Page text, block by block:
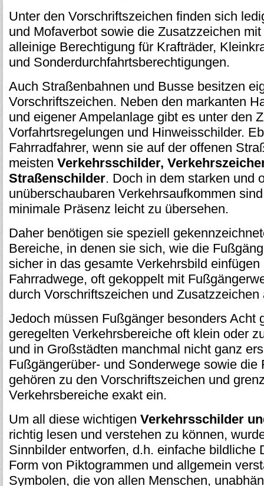
Unter den Vorschriftszeichen finden sich
und Mofaverbot sowie die Zusatzzeichen
alleinige Berechtigung für Krafträder,
und Sonderdurchfahrtsberechtigungen.
Auch Straßenbahnen und Busse besitzen
Vorschriftszeichen. Neben den markanten
und eigener Ampelanlage gibt es unter den
Vorfahrtsregelungen und Hinweisschilder.
Fahrradfahrer, wenn sie auf der offenen
meisten Verkehrsschilder,
Straßenschilder. Doch in dem starken und
unüberschaubaren Verkehrsaufkommen
minimale Präsenz leicht zu übersehen.
Daher benötigen sie speziell
Bereiche, in denen sie sich, wie die
sicher in das gesamte Verkehrsbild einfügen
Fahrradwege, oft gekoppelt mit
durch Vorschriftszeichen und Zusatzzeichen
Jedoch müssen Fußgänger besonders Acht
geregelten Verkehrsbereiche oft klein oder
und in Großstädten manchmal nicht ganz
Fußgängerüber- und Sonderwege sowie die
gehören zu den Vorschriftszeichen und
Verkehrsbereiche exakt ein.
Um all diese wichtigen Verkehrsschilder
richtig lesen und verstehen zu können,
Sinnbilder entworfen, d.h. einfache bildliche
Form von Piktogrammen und allgemein
Symbolen, die von allen Menschen,